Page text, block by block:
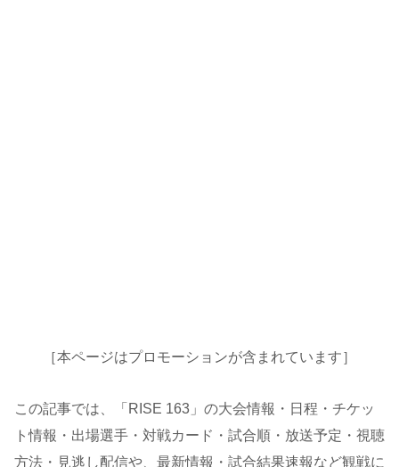
［本ページはプロモーションが含まれています］
この記事では、「RISE 163」の大会情報・日程・チケッ
ト情報・出場選手・対戦カード・試合順・放送予定・視聴
方法・見逃し配信や、最新情報・試合結果速報など観戦に